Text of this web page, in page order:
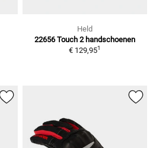
Held
22656 Touch 2 handschoenen
€ 129,951